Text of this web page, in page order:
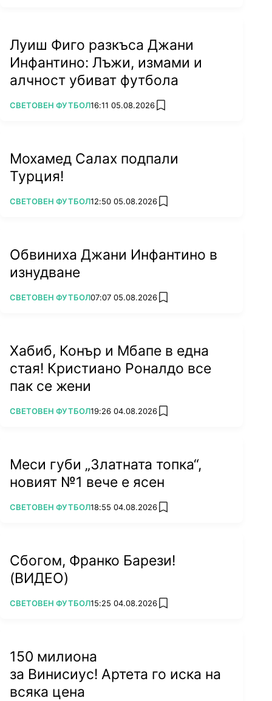
Луиш Фиго разкъса Джани
Инфантино: Лъжи, измами и
алчност убиват футбола
ПОВЕЧЕ ОТ
СВЕТОВЕН ФУТБОЛ16:11 05.08.2026 add favorites
Мохамед Салах подпали
Турция!
ПОВЕЧЕ ОТ
СВЕТОВЕН ФУТБОЛ12:50 05.08.2026 add favorites
Обвиниха Джани Инфантино в
изнудване
ПОВЕЧЕ ОТ
СВЕТОВЕН ФУТБОЛ07:07 05.08.2026 add favorites
Хабиб, Конър и Мбапе в една
стая! Кристиано Роналдо все
пак се жени
ПОВЕЧЕ ОТ
СВЕТОВЕН ФУТБОЛ19:26 04.08.2026 add favorites
Меси губи „Златната топка“,
новият №1 вече е ясен
ПОВЕЧЕ ОТ
СВЕТОВЕН ФУТБОЛ18:55 04.08.2026 add favorites
Сбогом, Франко Барези!
(ВИДЕО)
ПОВЕЧЕ ОТ
СВЕТОВЕН ФУТБОЛ15:25 04.08.2026 add favorites
150 милиона
за Винисиус! Артета го иска на
всяка цена